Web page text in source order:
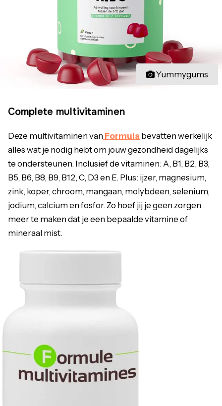
Yummygums
Complete multivitaminen
Deze multivitaminen van Formula bevatten werkelijk
alles wat je nodig hebt om jouw gezondheid dagelijks
te ondersteunen. Inclusief de vitaminen: A, B1, B2, B3,
B5, B6, B8, B9, B12, C, D3 en E. Plus: ijzer, magnesium,
zink, koper, chroom, mangaan, molybdeen, selenium,
jodium, calcium en fosfor. Zo hoef jij je geen zorgen
meer te maken dat je een bepaalde vitamine of
mineraal mist.